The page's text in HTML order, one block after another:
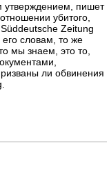
утверждением, пишет
убитого,
Zeitung
словам, то же
мы знаем, это то,
ли обвинения